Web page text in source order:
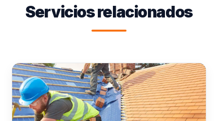
Servicios relacionados